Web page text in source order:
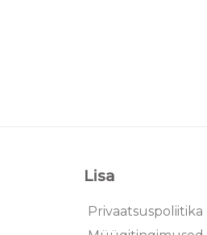
Lisa
Privaatsuspoliitika